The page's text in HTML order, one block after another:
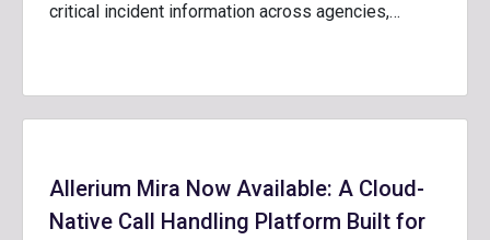
critical incident information across agencies,…
Allerium Mira Now Available: A Cloud-
Native Call Handling Platform Built for